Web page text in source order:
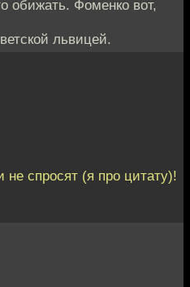
обижать. Фоменко вот,
львицей.
спросят (я про цитату)!